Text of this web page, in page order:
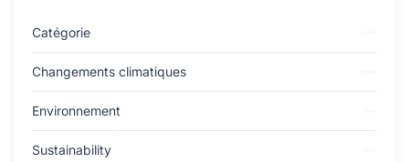
Catégorie
Changements climatiques
Environnement
Sustainability